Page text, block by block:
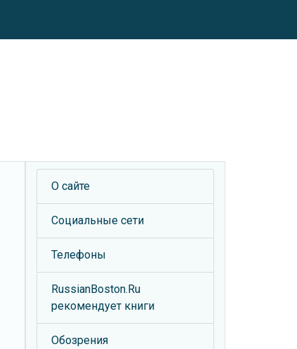
О сайте
Социальные сети
Телефоны
RussianBoston.Ru
рекомендует книги
Обозрения